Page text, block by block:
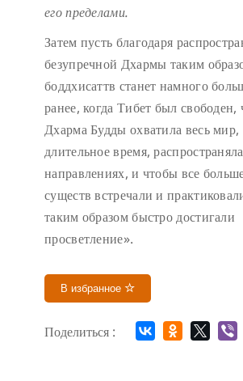
его пределами.
Затем пусть благодаря
безупречной Дхармы таким
боддхисаттв станет намного
ранее, когда Тибет был свободен,
Дхарма Будды охватила весь
длительное время,
направлениях, и чтобы все
существ встречали и
таким образом быстро достигали
просветление».
В избранное
Поделиться :